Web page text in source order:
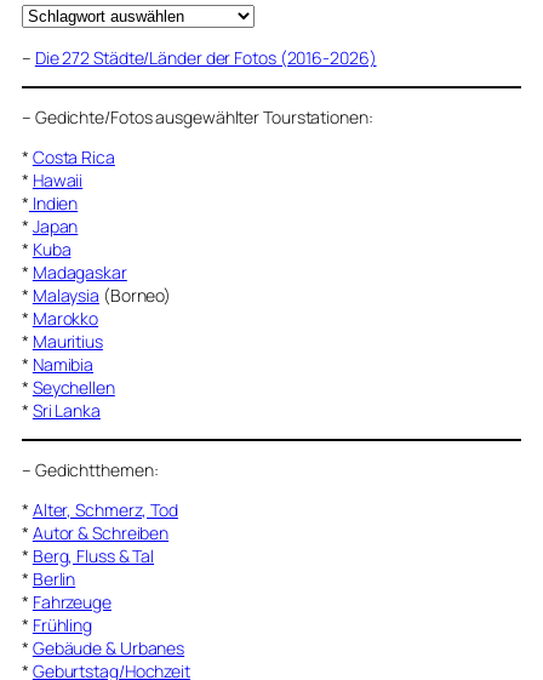
– Die 272 Städte/Länder der Fotos (2016-2026)
– Gedichte/Fotos ausgewählter Tourstationen:
* Costa Rica
* Hawaii
* Indien
* Japan
* Kuba
* Madagaskar
* Malaysia (Borneo)
* Marokko
* Mauritius
* Namibia
* Seychellen
* Sri Lanka
– Gedichtthemen:
* Alter, Schmerz, Tod
* Autor & Schreiben
* Berg, Fluss & Tal
* Berlin
* Fahrzeuge
* Frühling
* Gebäude & Urbanes
* Geburtstag/Hochzeit